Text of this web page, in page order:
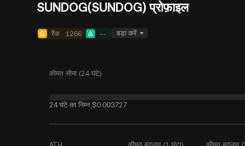
SUNDOG(SUNDOG) प्रोफ़ाइल
रैंक 1266 -- बड़ा करें
कीमत सीमा (24 घंटे)
24 घंटे का निम्न $0.003727